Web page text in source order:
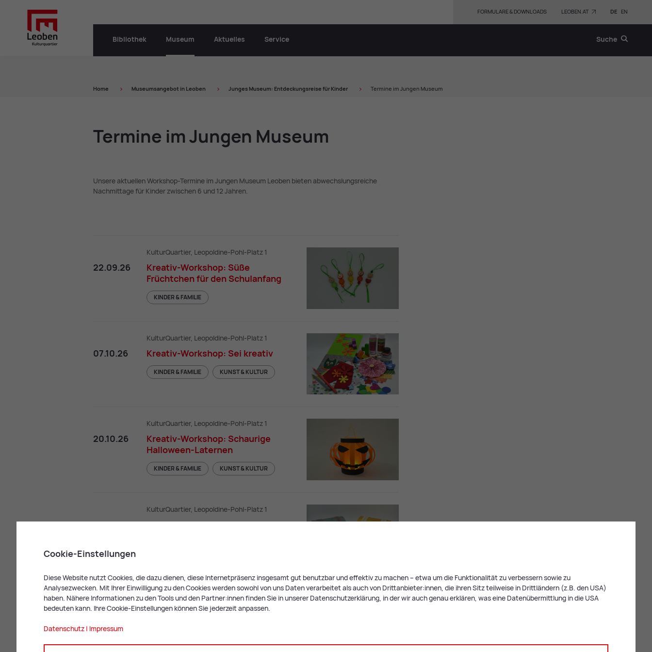
Bibliothek Museum Aktuelles Service Suche
FORMULARE & DOWNLOADS LEOBEN.AT DE EN
Home Mu­se­ums­an­ge­bot in Leo­ben Jun­ges Mu­se­um: Ent­de­ckungs­rei­se für Kin­der Termine im Jungen Museum
Ter­mi­ne im Jun­gen Mu­se­um
Unsere aktuellen Workshop-Termine im Jungen Museum Leoben bieten abwechslungsreiche
Nachmittage für Kinder zwischen 6 und 12 Jahren.
22.09.26
KulturQuartier, Leopoldine-Pohl-Platz 1
Kreativ-Workshop: Süße
Früchtchen für den Schulanfang
KINDER & FAMILIE
07.10.26
KulturQuartier, Leopoldine-Pohl-Platz 1
Kreativ-Workshop: Sei kreativ
KINDER & FAMILIE KUNST & KULTUR
20.10.26
KulturQuartier, Leopoldine-Pohl-Platz 1
Kreativ-Workshop: Schaurige
Halloween-Laternen
KINDER & FAMILIE KUNST & KULTUR
18.11.26
KulturQuartier, Leopoldine-Pohl-Platz 1
Kreativ-Workshop: Als
KulturQuartier, Leopoldine-Pohl-Platz 1
Glocken
Cookie-Einstellungen
Diese Website nutzt Cookies, die dazu dienen, diese Internetpräsenz insgesamt gut benutzbar und effektiv zu machen – etwa um die Funktionalität zu verbessern sowie zu
Analysezwecken. Mit Ihrer Einwilligung zu den Cookies werden sowohl von uns Daten verarbeitet als auch von Drittanbieter:innen, die ihren Sitz teilweise in Drittländern (z.B. den USA)
haben. Nähere Informationen zu den Tools und den Partner:innen finden Sie in unserer Datenschutzerklärung, in der wir auch genau erklären, was eine Datenübermittlung in die USA
bedeuten kann. Ihre Cookie-Einstellungen können Sie jederzeit anpassen.
Datenschutz| Impressum